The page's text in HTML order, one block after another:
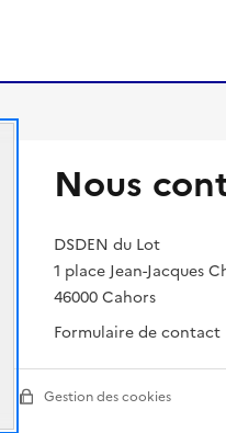
Nous
DSDEN du Lot
1 place Jean-Jacques
46000 Cahors
Formulaire de contact
Gestion des cookies